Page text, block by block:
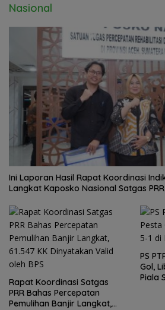
Nasional
Ini Laporan Hasil Rapat Koordinasi
Langkat Kaposko Nasional Satgas
Rapat Koordinasi Satgas
PRR Bahas Percepatan
Pemulihan Banjir Langkat,
PS
Gol,
Piala